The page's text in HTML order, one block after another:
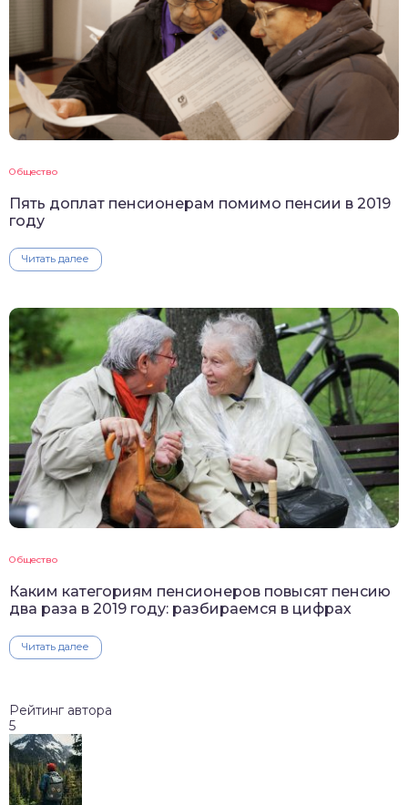
Общество
Пять доплат пенсионерам помимо пенсии в 2019
году
Читать далее
Общество
Каким категориям пенсионеров повысят пенсию
два раза в 2019 году: разбираемся в цифрах
Читать далее
Рейтинг автора
5